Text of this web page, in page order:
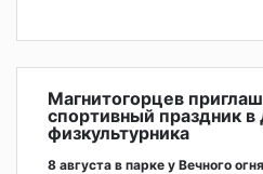
Магнитогорцев
спортивный праздник в
физкультурника
8 августа в парке у Вечного